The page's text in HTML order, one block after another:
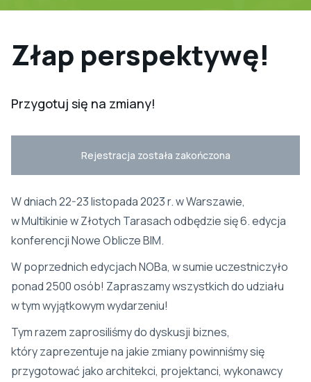
Złap perspektywę!
Przygotuj się na zmiany!
Rejestracja została zakończona
W dniach 22-23 listopada 2023 r. w Warszawie,
w Multikinie w Złotych Tarasach odbędzie się 6. edycja
konferencji Nowe Oblicze BIM.
W poprzednich edycjach NOBa, w sumie uczestniczyło
ponad 2500 osób! Zapraszamy wszystkich do udziału
w tym wyjątkowym wydarzeniu!
Tym razem zaprosiliśmy do dyskusji biznes,
który zaprezentuje na jakie zmiany powinniśmy się
przygotować jako architekci, projektanci, wykonawcy